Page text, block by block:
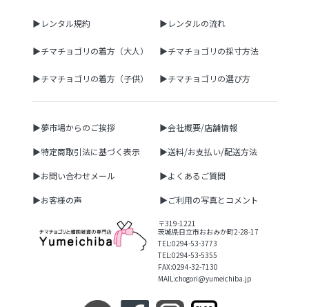
▶レンタル規約 ▶レンタルの流れ
▶チマチョゴリの着方（大人） ▶チマチョゴリの採寸方法
▶チマチョゴリの着方（子供） ▶チマチョゴリの選び方
▶夢市場からのご挨拶 ▶会社概要/店舗情報
▶特定商取引法に基づく表示 ▶送料/お支払い/配送方法
▶お問い合わせメール ▶よくあるご質問
▶お客様の声 ▶ご利用の写真とコメント
〒319-1221
茨城県日立市おおみか町2-28-17
TEL:0294-53-3773
TEL:0294-53-5355
FAX:0294-32-7130
MAIL:chogori@yumeichiba.jp